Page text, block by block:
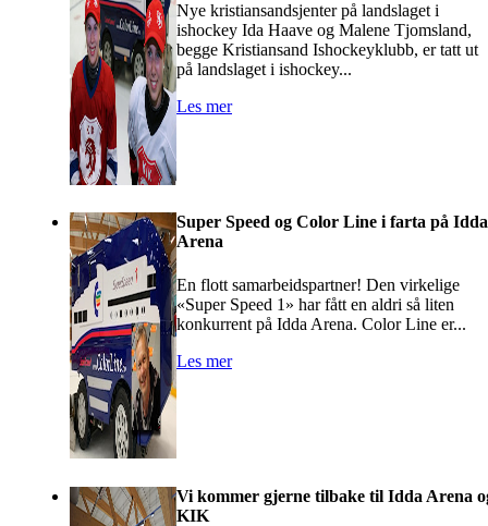
Nye kristiansandsjenter på landslaget i
ishockey Ida Haave og Malene Tjomsland,
begge Kristiansand Ishockeyklubb, er tatt ut
på landslaget i ishockey...
Les mer
Super Speed og Color Line i farta på Idda
Arena
En flott samarbeidspartner! Den virkelige
«Super Speed 1» har fått en aldri så liten
konkurrent på Idda Arena. Color Line er...
Les mer
Vi kommer gjerne tilbake til Idda Arena
KIK